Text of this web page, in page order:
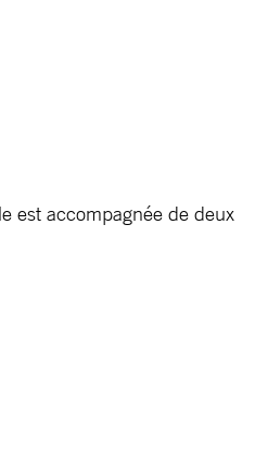
est accompagnée de deux